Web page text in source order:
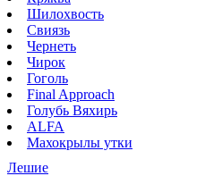
Шилохвость
Свиязь
Чернеть
Чирок
Гоголь
Final Approach
Голубь Вяхирь
ALFA
Махокрылы утки
Лешие